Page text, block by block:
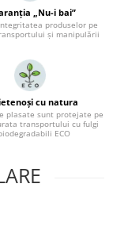
„Nu-i bai”
produselor pe
și manipulării
cu natura
plasate sunt protejate pe
transportului cu fulgi
ECO